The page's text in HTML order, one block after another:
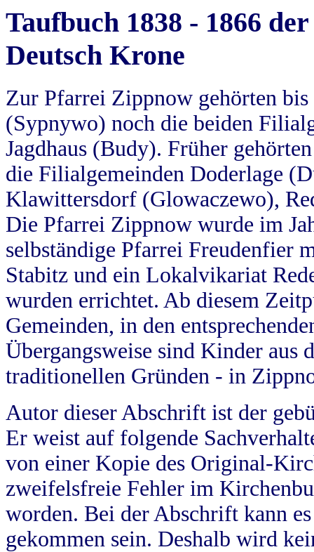
Taufbuch 1838 - 1866
Deutsch Krone
Zur Pfarrei Zippnow gehörten
(Sypnywo) noch die beiden
Jagdhaus (Budy). Früher
die Filialgemeinden Doderlage
Klawittersdorf (Glowaczewo),
Die Pfarrei Zippnow wurde im
selbständige Pfarrei Freudenfier
Stabitz und ein Lokalvikariat
wurden errichtet. Ab diesem
Gemeinden, in den
Übergangsweise sind Kinder aus
traditionellen Gründen - in
Autor dieser Abschrift ist der
Er weist auf folgende
von einer Kopie des Original-
zweifelsfreie Fehler im
worden. Bei der Abschrift kann
gekommen sein. Deshalb wird